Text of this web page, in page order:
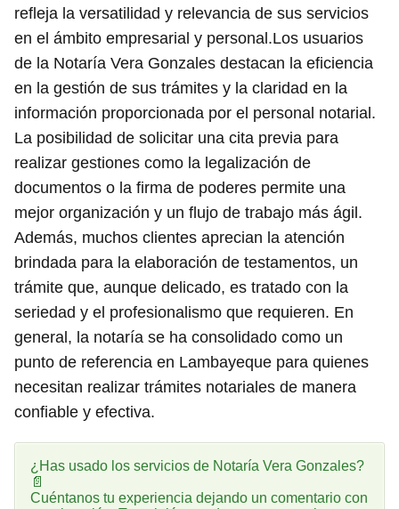
refleja la versatilidad y relevancia de sus servicios
en el ámbito empresarial y personal.Los usuarios
de la Notaría Vera Gonzales destacan la eficiencia
en la gestión de sus trámites y la claridad en la
información proporcionada por el personal notarial.
La posibilidad de solicitar una cita previa para
realizar gestiones como la legalización de
documentos o la firma de poderes permite una
mejor organización y un flujo de trabajo más ágil.
Además, muchos clientes aprecian la atención
brindada para la elaboración de testamentos, un
trámite que, aunque delicado, es tratado con la
seriedad y el profesionalismo que requieren. En
general, la notaría se ha consolidado como un
punto de referencia en Lambayeque para quienes
necesitan realizar trámites notariales de manera
confiable y efectiva.
¿Has usado los servicios de Notaría Vera Gonzales?
📄
Cuéntanos tu experiencia dejando un comentario con